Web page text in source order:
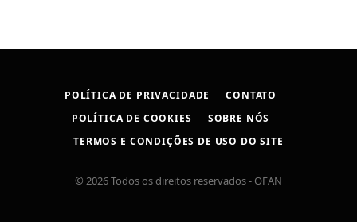
POLÍTICA DE PRIVACIDADE
CONTATO
POLÍTICA DE COOKIES
SOBRE NÓS
TERMOS E CONDIÇÕES DE USO DO SITE
© 2026 Todos os direitos reservados - OFAN